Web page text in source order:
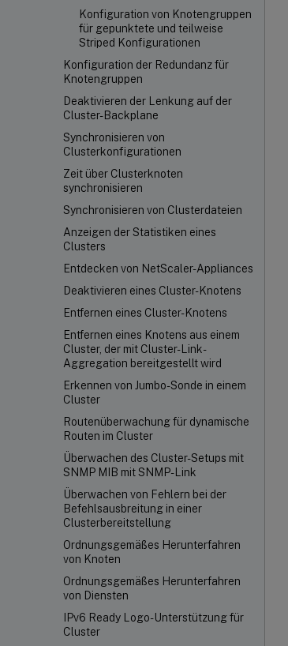
Konfiguration von Knotengruppen
für gepunktete und teilweise
Striped Konfigurationen
Konfiguration der Redundanz für
Knotengruppen
Deaktivieren der Lenkung auf der
Cluster-Backplane
Synchronisieren von
Clusterkonfigurationen
Zeit über Clusterknoten
synchronisieren
Synchronisieren von Clusterdateien
Anzeigen der Statistiken eines
Clusters
Entdecken von NetScaler-Appliances
Deaktivieren eines Cluster-Knotens
Entfernen eines Cluster-Knotens
Entfernen eines Knotens aus einem
Cluster, der mit Cluster-Link-
Aggregation bereitgestellt wird
Erkennen von Jumbo-Sonde in einem
Cluster
Routenüberwachung für dynamische
Routen im Cluster
Überwachen des Cluster-Setups mit
SNMP MIB mit SNMP-Link
Überwachen von Fehlern bei der
Befehlsausbreitung in einer
Clusterbereitstellung
Ordnungsgemäßes Herunterfahren
von Knoten
Ordnungsgemäßes Herunterfahren
von Diensten
IPv6 Ready Logo-Unterstützung für
Cluster